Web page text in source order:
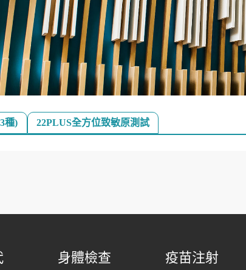
種) 22PLUS全方位致敏原測試
身體檢查 疫苗注射